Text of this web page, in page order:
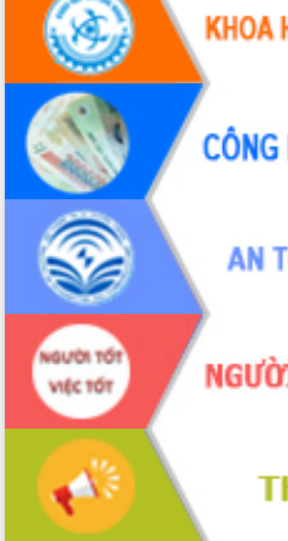
Hội thảo khoa học “Giải pháp thúc đẩy
phát triển nền kinh tế xanh tại tỉnh
Đắk Lắk”
Tăng cường giám sát, đôn đốc thực
hiện nhiệm vụ quản lý tài sản công
hàng tuần
Tháo gỡ những vướng mắc, đẩy mạnh
công tác cải cách thủ tục hành chính
tại Trung tâm Phục vụ hành chính
công tỉnh
Đắk Lắk: Tôn vinh 46 giải pháp tại Hội
thi Sáng tạo Kỹ thuật 2024 - 2025
Đắk Lắk rà soát, điều chỉnh Đề án 190
về phát triển nuôi trồng thủy sản
Phó Chủ tịch UBND tỉnh Đắk Lắk
Trương Công Thái kiểm tra thực địa
Dự án cao tốc Khánh Hòa - Buôn Ma
Thuột
Định vị cà phê Việt Nam như một “di
sản sống” trong dòng chảy toàn cầu